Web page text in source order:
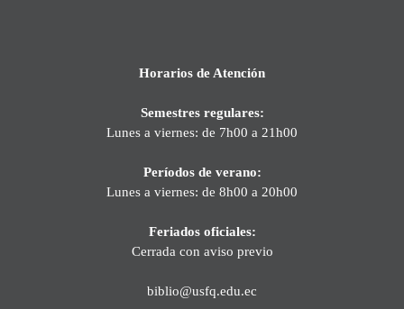
Horarios de Atención
Semestres regulares:
Lunes a viernes: de 7h00 a 21h00
Períodos de verano:
Lunes a viernes: de 8h00 a 20h00
Feriados oficiales:
Cerrada con aviso previo
biblio@usfq.edu.ec